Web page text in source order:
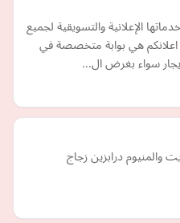
الإعلانية والتسويقية لجميع
اعلانكم هي بوابة متخصصة في
سواء بغرض ال…
والمنيوم درابزين زجاج